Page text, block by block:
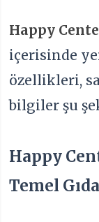
Happy
içerisinde
özellikleri,
bilgiler şu
Happy
Temel